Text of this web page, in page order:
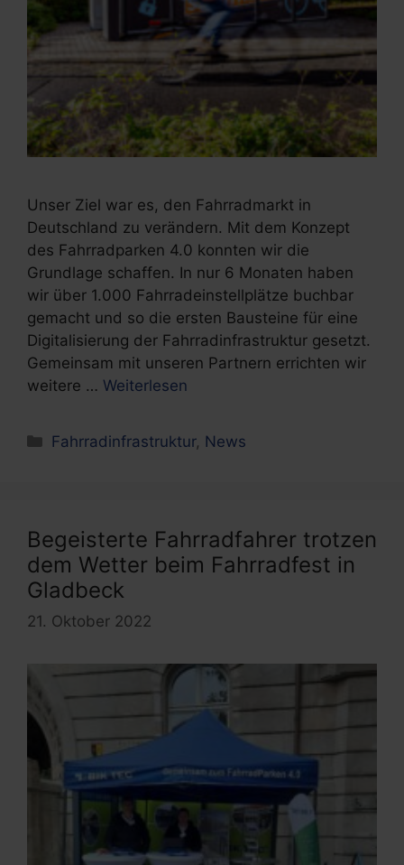
Unser Ziel war es, den Fahrradmarkt in
Deutschland zu verändern. Mit dem Konzept
des Fahrradparken 4.0 konnten wir die
Grundlage schaffen. In nur 6 Monaten haben
wir über 1.000 Fahrradeinstellplätze buchbar
gemacht und so die ersten Bausteine für eine
Digitalisierung der Fahrradinfrastruktur gesetzt.
Gemeinsam mit unseren Partnern errichten wir
weitere … Weiterlesen
Kategorien
Fahrradinfrastruktur, News
Begeisterte Fahrradfahrer trotzen
dem Wetter beim Fahrradfest in
Gladbeck
21. Oktober 2022